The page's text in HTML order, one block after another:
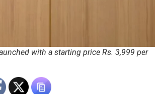
with a starting price Rs. 3,999 per